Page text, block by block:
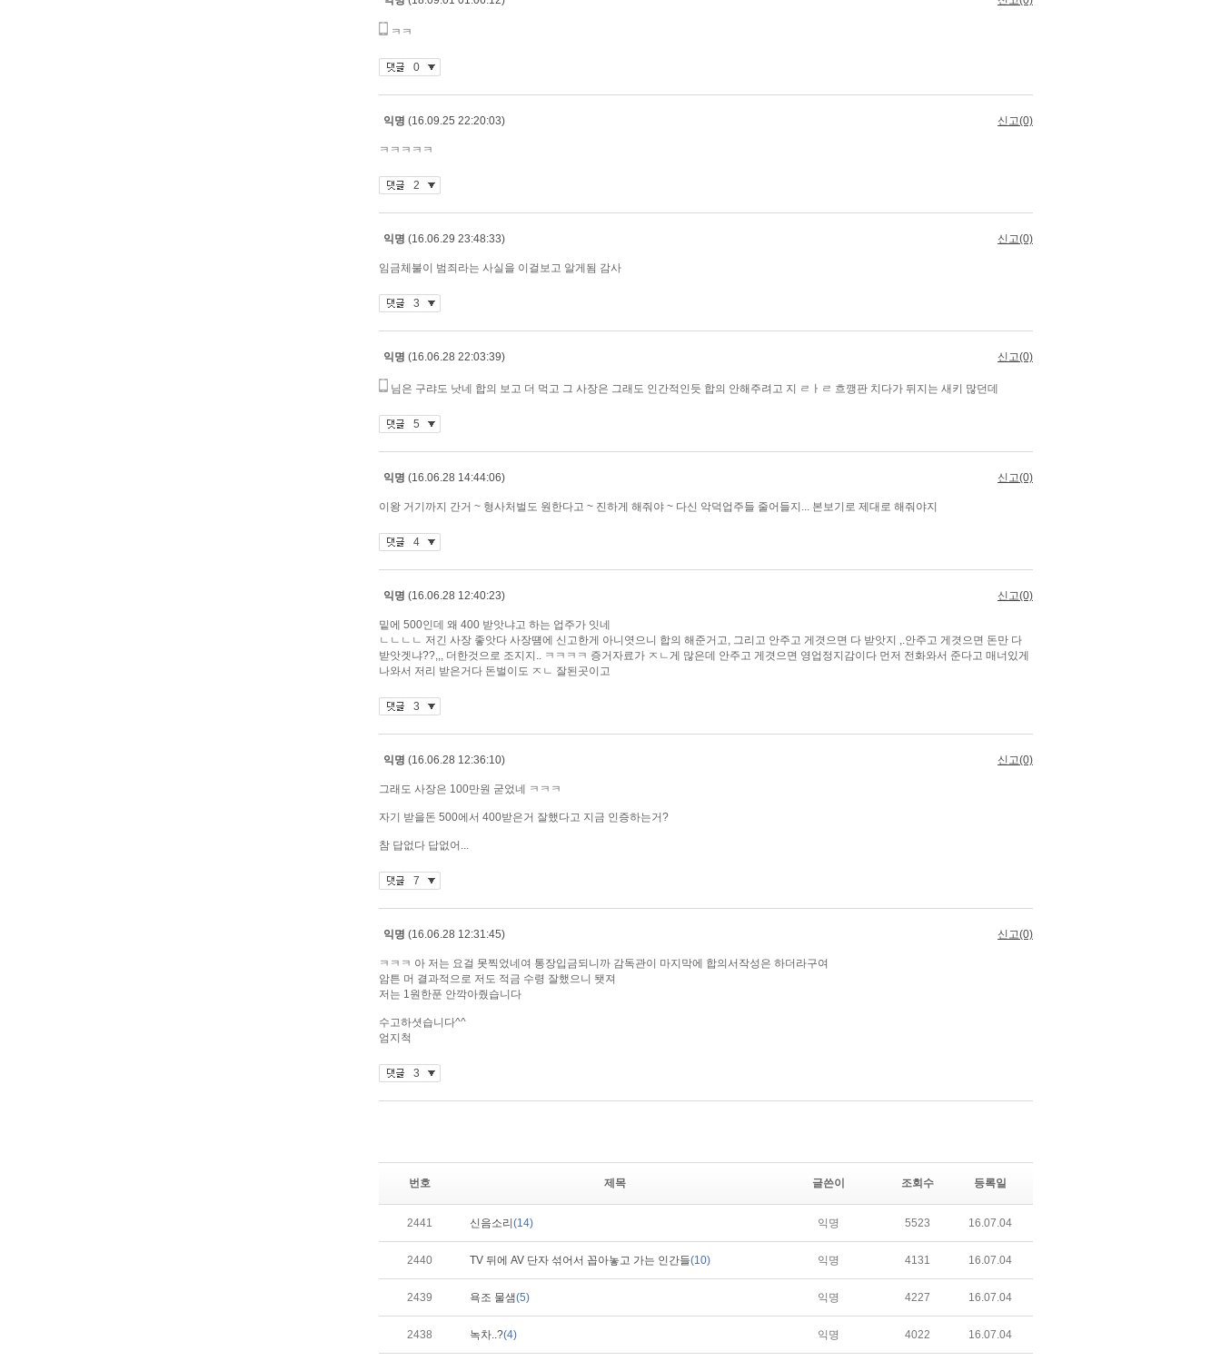
번호 제목 글쓴이 조회수 등록일
2441 신음소리 (14) 익명 5523 16.07.04
2440 TV 뒤에 AV 단자 섞어서 꼽아놓고 가는 인간들(10) 익명 4131 16.07.04
2439 욕조 물샘(5) 익명 4227 16.07.04
2438 녹차..?(4) 익명 4022 16.07.04